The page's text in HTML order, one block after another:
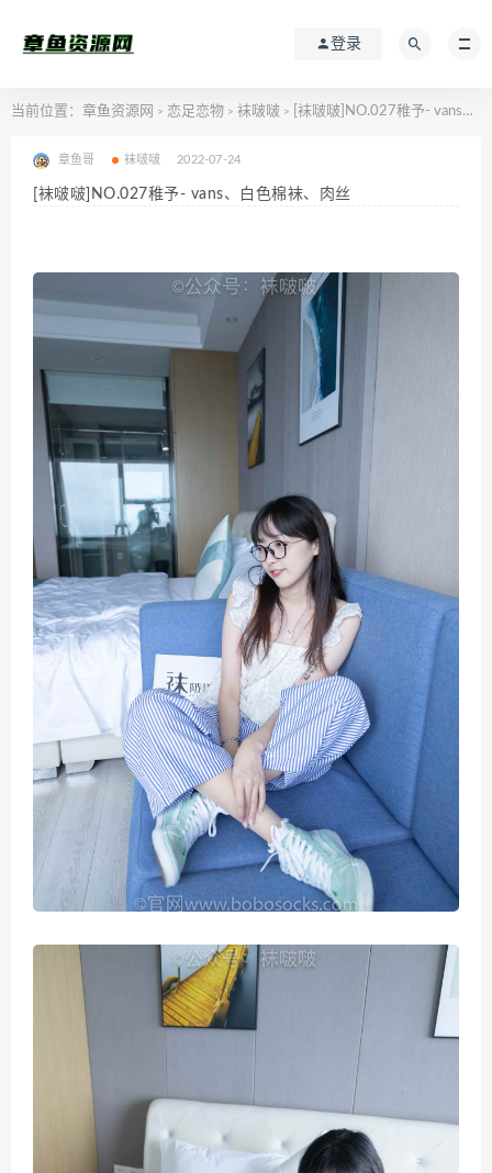
登录
当前位置： 章鱼资源网 > 恋足恋物 > 袜啵啵 > [袜啵啵]NO.027稚予- vans、白色棉袜、肉丝
章鱼哥 袜啵啵 2022-07-24
[袜啵啵]NO.027稚予- vans、白色棉袜、肉丝